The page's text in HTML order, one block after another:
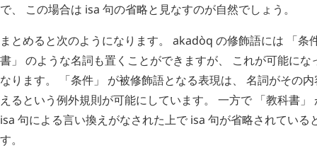
で、 この場合は isa 句の省略と見なすのが自然でしょう。
まとめると次のようになります。 akadòq の修飾語には 「条
書」 のような名詞も置くことができますが、 これが可能に
なります。 「条件」 が被修飾語となる表現は、 名詞がその
えるという例外規則が可能にしています。 一方で 「教科書
isa 句による言い換えがなされた上で isa 句が省略されている
す。